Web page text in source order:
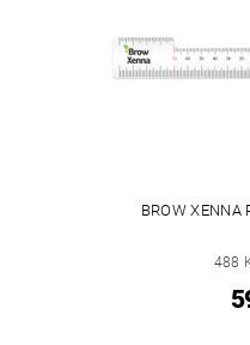
BROW XENNA
488